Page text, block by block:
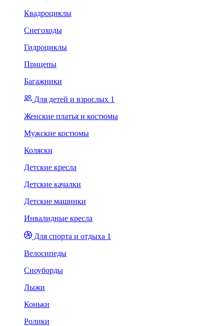
Квадроциклы
Снегоходы
Гидроциклы
Прицепы
Багажники
Для детей и взрослых 1
Женские платья и костюмы
Мужские костюмы
Коляски
Детские кресла
Детские качалки
Детские машинки
Инвалидные кресла
Для спорта и отдыха 1
Велосипеды
Сноуборды
Лыжи
Коньки
Ролики